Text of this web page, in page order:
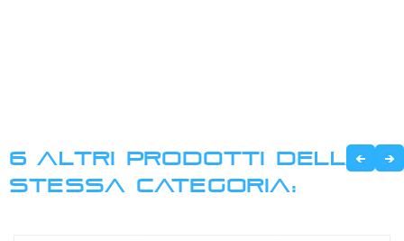
6 ALTRI PRODOTTI DELLA
STESSA CATEGORIA: